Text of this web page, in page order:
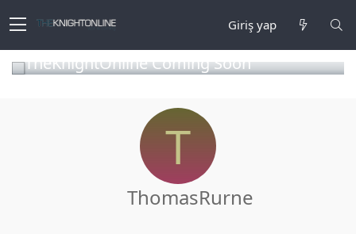
Giriş yap
TheKnightOnline Coming Soon
T
ThomasRurne